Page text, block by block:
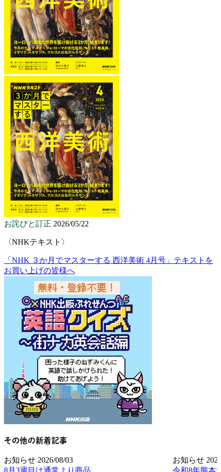
お詫びと訂正 2026/05/22
〈NHKテキスト〉
「NHK ３か月でマスターする 西洋美術 4月号」テキストを
お買い上げの皆様へ
その他の新着記事
お知らせ 2026/08/03
8月3週目は通常より商品
お知らせ
令和8年熊本